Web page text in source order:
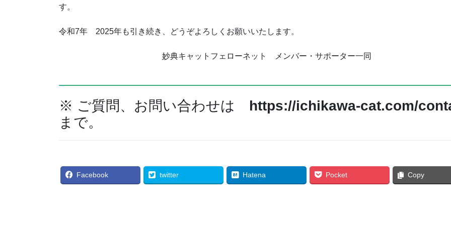
す。
令和7年 2025年も引き続き、どうぞよろしくお願いいたします。
妙典キャットフェローネット メンバー・サポーター一同
※ ご質問、お問い合わせは https://ichikawa-cat.com/
まで。
Facebook twitter Hatena Pocket Copy